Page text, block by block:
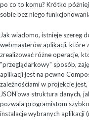
po co to komu? Krótko
sobie bez niego
Jak wiadomo, istnieje szereg
webmasterów aplikacji, które
zrealizować różne operacje,
"przeglądarkowy" sposób,
aplikacji jest na pewno
zależnościami w projekcie
JSON'owa struktura danych,
pozwala programistom
instalacje wybranych aplikacji